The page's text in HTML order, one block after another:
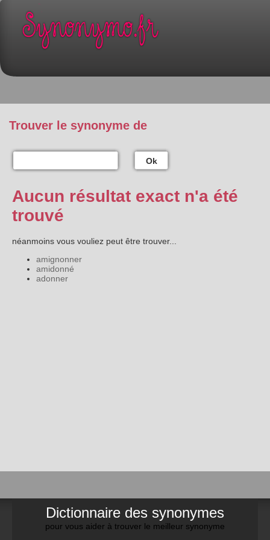
Trouver le synonyme de
Ok
Aucun résultat exact n'a été
trouvé
néanmoins vous vouliez peut être trouver...
amignonner
amidonné
adonner
Dictionnaire des synonymes
pour vous aider à trouver le meilleur synonyme